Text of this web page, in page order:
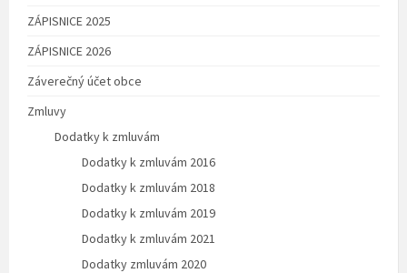
ZÁPISNICE 2025
ZÁPISNICE 2026
Záverečný účet obce
Zmluvy
Dodatky k zmluvám
Dodatky k zmluvám 2016
Dodatky k zmluvám 2018
Dodatky k zmluvám 2019
Dodatky k zmluvám 2021
Dodatky zmluvám 2020